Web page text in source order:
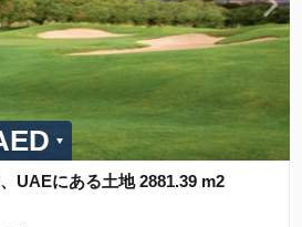
UAEにある土地 2881.39 m2